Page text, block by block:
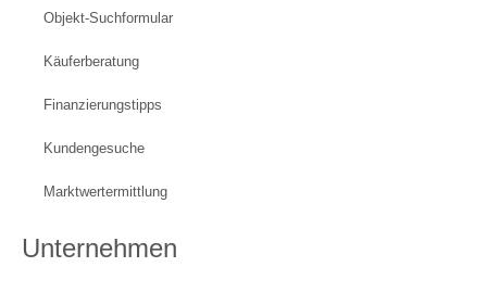
Objekt-Suchformular
Käuferberatung
Finanzierungstipps
Kundengesuche
Marktwertermittlung
Unternehmen